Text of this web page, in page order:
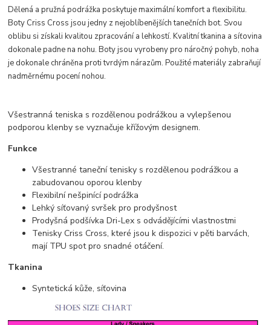
Dělená a pružná podrážka poskytuje maximální komfort a flexibilitu.
Boty Criss Cross jsou jedny z nejoblíbenějších tanečních bot. Svou
oblibu si získali kvalitou zpracování a lehkostí.Kvalitní tkanina a síťovina
dokonale padne na nohu. Boty jsou vyrobeny pro náročný pohyb, noha
je dokonale chráněna proti tvrdým nárazům. Použité materiály zabraňují
nadměrnému pocení nohou.
Všestranná teniska s rozdělenou podrážkou a vylepšenou
podporou klenby se vyznačuje křížovým designem.
Funkce
Všestranné taneční tenisky s rozdělenou podrážkou a
zabudovanou oporou klenby
Flexibilní nešpinící podrážka
Lehký síťovaný svršek pro prodyšnost
Prodyšná podšívka Dri-Lex s odvádějícími vlastnostmi
Tenisky Criss Cross, které jsou k dispozici v pěti barvách,
mají TPU spot pro snadné otáčení.
Tkanina
Syntetická kůže, síťovina